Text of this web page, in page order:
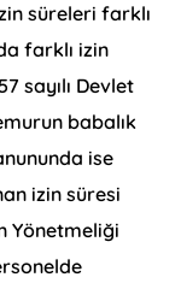
süreleri farklı
farklı izin
sayılı Devlet
babalık
ise
izin süresi
Yönetmeliği